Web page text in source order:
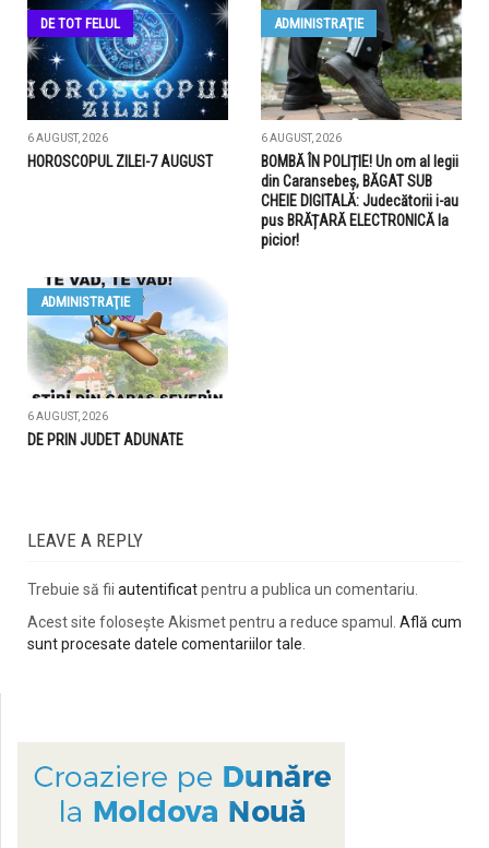
DE TOT FELUL
6 AUGUST, 2026
HOROSCOPUL ZILEI-7 AUGUST
ADMINISTRAŢIE
6 AUGUST, 2026
BOMBĂ ÎN POLIȚIE! Un om al legii
din Caransebeș, BĂGAT SUB
CHEIE DIGITALĂ: Judecătorii i-au
pus BRĂȚARĂ ELECTRONICĂ la
picior!
ADMINISTRAŢIE
6 AUGUST, 2026
DE PRIN JUDET ADUNATE
LEAVE A REPLY
Trebuie să fii autentificatpentru a publica un comentariu.
Acest site folosește Akismet pentru a reduce spamul. Află cum
sunt procesate datele comentariilor tale